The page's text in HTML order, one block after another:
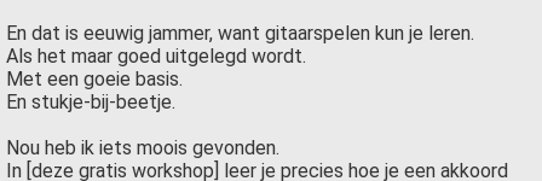
En dat is eeuwig jammer, want gitaarspelen kun je leren.
Als het maar goed uitgelegd wordt.
Met een goeie basis.
En stukje-bij-beetje.
Nou heb ik iets moois gevonden.
In [deze gratis workshop] leer je precies hoe je een akkoord